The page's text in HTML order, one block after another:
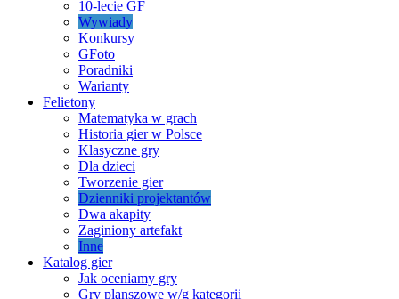
10-lecie GF
Wywiady
Konkursy
GFoto
Poradniki
Warianty
Felietony
Matematyka w grach
Historia gier w Polsce
Klasyczne gry
Dla dzieci
Tworzenie gier
Dzienniki projektantów
Dwa akapity
Zaginiony artefakt
Inne
Katalog gier
Jak oceniamy gry
Gry planszowe w/g kategorii